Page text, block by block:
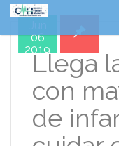
06
2019
Llega
con
de